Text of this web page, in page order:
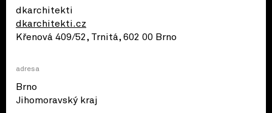
dkarchitekti
dkarchitekti.cz
Křenová 409/52, Trnitá, 602 00 Brno
adresa
Brno
Jihomoravský kraj